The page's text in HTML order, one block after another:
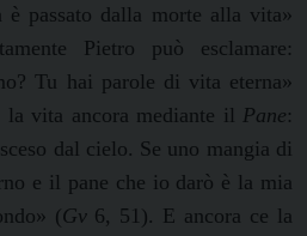
passato dalla morte alla vita»
Pietro può esclamare:
Tu hai parole di vita eterna»
vita ancora mediante il Pane:
dal cielo. Se uno mangia di
e il pane che io darò è la mia
( Gv 6, 51). E ancora ce la